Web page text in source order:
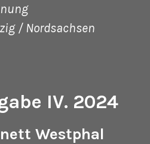
/ Nordsachsen
Westphal
IV. 2024